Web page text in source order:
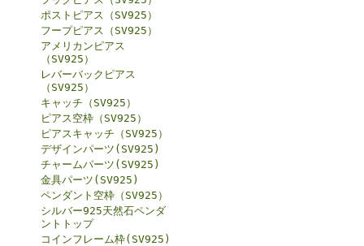
ポストピアス（SV925）
フープピアス（SV925）
アメリカンピアス
（SV925）
レバーバックピアス
（SV925）
キャッチ（SV925）
ピアス空枠（SV925）
ピアスキャッチ（SV925）
デザインパーツ(SV925)
チャームパーツ(SV925)
金具パーツ(SV925)
ペンダント空枠（SV925）
シルバー925天然石ペンダ
ントトップ
コインフレーム枠(SV925)